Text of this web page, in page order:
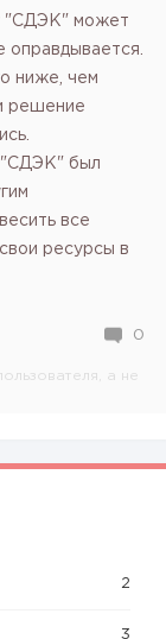
"СДЭК" может
оправдывается.
ниже, чем
решение
"СДЭК" был
все
ресурсы в
0
а не
2
3